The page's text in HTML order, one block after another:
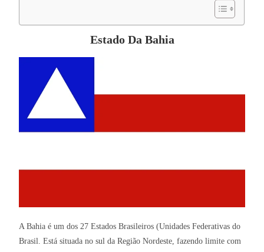
Estado Da Bahia
A Bahia é um dos 27 Estados Brasileiros (Unidades Federativas do
Brasil. Está situada no sul da Região Nordeste, fazendo limite com